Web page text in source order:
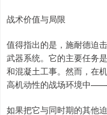
战术价值与局限
值得指出的是，施耐德迫
武器系统。它的主要任务
和混凝土工事。然而，在
高机动性的战场环境中——
如果把它与同时期的其他